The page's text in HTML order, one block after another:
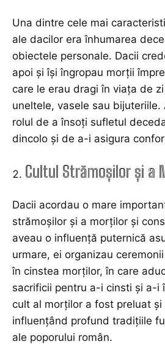
Una dintre cele mai
ale dacilor era înhumarea
obiectele personale. Dacii
apoi și își îngropau morții
care le erau dragi în viața de
uneltele, vasele sau bijuteriile.
rolul de a însoți sufletul
dincolo și de a-i asigura
Cultul Strămoșilor și a
Dacii acordau o mare
strămoșilor și a morților și
aveau o influență puternică
urmare, ei organizau
în cinstea morților, în care
sacrificii pentru a-i cinsti și a-i
cult al morților a fost preluat și
influențând profund tradițiile
ale poporului român.